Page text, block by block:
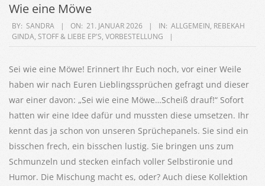
Wie eine Möwe
2026-
01-
BY: SANDRA ON: 21. JANUAR 2026 IN: ALLGEMEIN, REBEKAH
GINDA, STOFF & LIEBE EP'S, VORBESTELLUNG
Sei wie eine Möwe! Erinnert Ihr Euch noch, vor einer Weile
haben wir nach Euren Lieblingssprüchen gefragt und dieser
war einer davon: „Sei wie eine Möwe…Scheiß drauf!“ Sofort
hatten wir eine Idee dafür und mussten diese umsetzen. Ihr
kennt das ja schon von unseren Sprüchepanels. Sie sind ein
bisschen frech, ein bisschen lustig. Sie bringen uns zum
Schmunzeln und stecken einfach voller Selbstironie und
Humor. Die Mischung macht es, oder? Auch diese Kollektion